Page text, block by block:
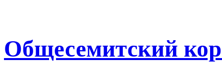
Общесемитский